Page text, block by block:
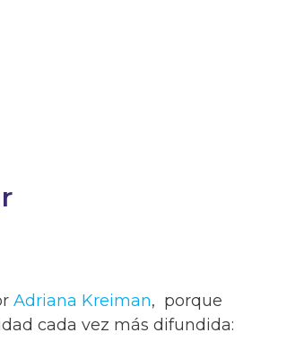
Adriana Kreiman, porque
cada vez más difundida: